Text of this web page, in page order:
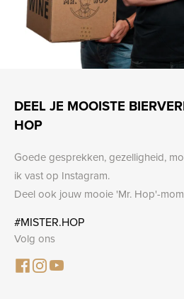
DEEL JE MOOISTE
HOP
Goede gesprekken, gezelligheid,
ik vast op Instagram.
Deel ook jouw mooie 'Mr. Hop'-
#MISTER.HOP
Volg ons